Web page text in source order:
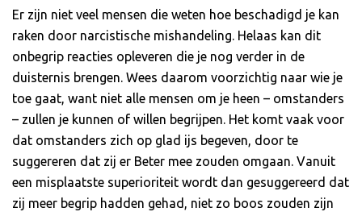
Er zijn niet veel mensen die weten hoe beschadigd je kan
raken door narcistische mishandeling. Helaas kan dit
onbegrip reacties opleveren die je nog verder in de
duisternis brengen. Wees daarom voorzichtig naar wie je
toe gaat, want niet alle mensen om je heen – omstanders
– zullen je kunnen of willen begrijpen. Het komt vaak voor
dat omstanders zich op glad ijs begeven, door te
suggereren dat zij er Beter mee zouden omgaan. Vanuit
een misplaatste superioriteit wordt dan gesuggereerd dat
zij meer begrip hadden gehad, niet zo boos zouden zijn